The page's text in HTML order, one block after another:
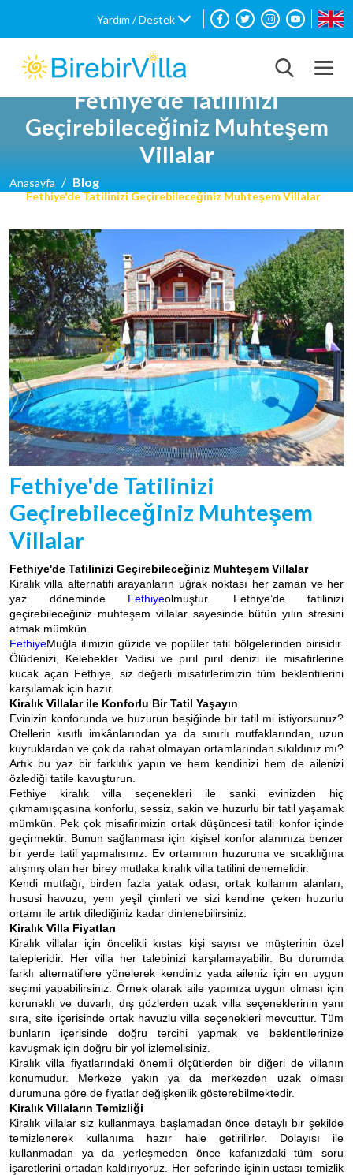
Yardım / Destek
Fethiye'de Tatilinizi
Geçirebileceğiniz Muhteşem
Villalar
Anasayfa Blog
Fethiye'de Tatilinizi Geçirebileceğiniz Muhteşem Villalar
Fethiye'de Tatilinizi
Geçirebileceğiniz Muhteşem
Villalar
Fethiye'de Tatilinizi Geçirebileceğiniz Muhteşem Villalar
Kiralık villa alternatifi arayanların uğrak noktası her zaman ve her
yaz döneminde Fethiyeolmuştur. Fethiye’de tatilinizi
geçirebileceğiniz muhteşem villalar sayesinde bütün yılın stresini
atmak mümkün.
FethiyeMuğla ilimizin güzide ve popüler tatil bölgelerinden birisidir.
Ölüdenizi, Kelebekler Vadisi ve pırıl pırıl denizi ile misafirlerine
kucak açan Fethiye, siz değerli misafirlerimizin tüm beklentilerini
karşılamak için hazır.
Kiralık Villalar ile Konforlu Bir Tatil Yaşayın
Evinizin konforunda ve huzurun beşiğinde bir tatil mi istiyorsunuz?
Otellerin kısıtlı imkânlarından ya da sınırlı mutfaklarından, uzun
kuyruklardan ve çok da rahat olmayan ortamlarından sıkıldınız mı?
Artık bu yaz bir farklılık yapın ve hem kendinizi hem de ailenizi
özlediği tatile kavuşturun.
Fethiye kiralık villa seçenekleri ile sanki evinizden hiç
çıkmamışçasına konforlu, sessiz, sakin ve huzurlu bir tatil yaşamak
mümkün. Pek çok misafirimizin ortak düşüncesi tatili konfor içinde
geçirmektir. Bunun sağlanması için kişisel konfor alanınıza benzer
bir yerde tatil yapmalısınız. Ev ortamının huzuruna ve sıcaklığına
alışmış olan her birey mutlaka kiralık villa tatilini denemelidir.
Kendi mutfağı, birden fazla yatak odası, ortak kullanım alanları,
hususi havuzu, yem yeşil çimleri ve sizi kendine çeken huzurlu
ortamı ile artık dilediğiniz kadar dinlenebilirsiniz.
Kiralık Villa Fiyatları
Kiralık villalar için öncelikli kıstas kişi sayısı ve müşterinin özel
talepleridir. Her villa her talebinizi karşılamayabilir. Bu durumda
farklı alternatiflere yönelerek kendiniz yada aileniz için en uygun
seçimi yapabilirsiniz. Örnek olarak aile yapınıza uygun olması için
korunaklı ve duvarlı, dış gözlerden uzak villa seçeneklerinin yanı
sıra, site içerisinde ortak havuzlu villa seçenekleri mevcuttur. Tüm
bunların içerisinde doğru tercihi yapmak ve beklentilerinize
kavuşmak için doğru bir yol izlemelisiniz.
Kiralık villa fiyatlarındaki önemli ölçütlerden bir diğeri de villanın
konumudur. Merkeze yakın ya da merkezden uzak olması
durumuna göre de fiyatlar değişkenlik gösterebilmektedir.
Kiralık Villaların Temizliği
Kiralık villalar siz kullanmaya başlamadan önce detaylı bir şekilde
temizlenerek kullanıma hazır hale getirilirler. Dolayısı ile
kullanmadan ya da yerleşmeden önce kafanızdaki tüm soru
işaretlerini ortadan kaldırıyoruz. Her seferinde işinin ustası temizlik